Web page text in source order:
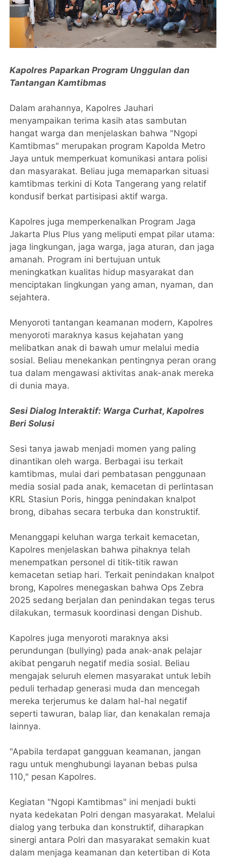
Kapolres Paparkan Program Unggulan dan
Tantangan Kamtibmas
Dalam arahannya, Kapolres Jauhari
menyampaikan terima kasih atas sambutan
hangat warga dan menjelaskan bahwa "Ngopi
Kamtibmas" merupakan program Kapolda Metro
Jaya untuk memperkuat komunikasi antara polisi
dan masyarakat. Beliau juga memaparkan situasi
kamtibmas terkini di Kota Tangerang yang relatif
kondusif berkat partisipasi aktif warga.
Kapolres juga memperkenalkan Program Jaga
Jakarta Plus Plus yang meliputi empat pilar utama:
jaga lingkungan, jaga warga, jaga aturan, dan jaga
amanah. Program ini bertujuan untuk
meningkatkan kualitas hidup masyarakat dan
menciptakan lingkungan yang aman, nyaman, dan
sejahtera.
Menyoroti tantangan keamanan modern, Kapolres
menyoroti maraknya kasus kejahatan yang
melibatkan anak di bawah umur melalui media
sosial. Beliau menekankan pentingnya peran orang
tua dalam mengawasi aktivitas anak-anak mereka
di dunia maya.
Sesi Dialog Interaktif: Warga Curhat, Kapolres
Beri Solusi
Sesi tanya jawab menjadi momen yang paling
dinantikan oleh warga. Berbagai isu terkait
kamtibmas, mulai dari pembatasan penggunaan
media sosial pada anak, kemacetan di perlintasan
KRL Stasiun Poris, hingga penindakan knalpot
brong, dibahas secara terbuka dan konstruktif.
Menanggapi keluhan warga terkait kemacetan,
Kapolres menjelaskan bahwa pihaknya telah
menempatkan personel di titik-titik rawan
kemacetan setiap hari. Terkait penindakan knalpot
brong, Kapolres menegaskan bahwa Ops Zebra
2025 sedang berjalan dan penindakan tegas terus
dilakukan, termasuk koordinasi dengan Dishub.
Kapolres juga menyoroti maraknya aksi
perundungan (bullying) pada anak-anak pelajar
akibat pengaruh negatif media sosial. Beliau
mengajak seluruh elemen masyarakat untuk lebih
peduli terhadap generasi muda dan mencegah
mereka terjerumus ke dalam hal-hal negatif
seperti tawuran, balap liar, dan kenakalan remaja
lainnya.
"Apabila terdapat gangguan keamanan, jangan
ragu untuk menghubungi layanan bebas pulsa
110," pesan Kapolres.
Kegiatan "Ngopi Kamtibmas" ini menjadi bukti
nyata kedekatan Polri dengan masyarakat. Melalui
dialog yang terbuka dan konstruktif, diharapkan
sinergi antara Polri dan masyarakat semakin kuat
dalam menjaga keamanan dan ketertiban di Kota